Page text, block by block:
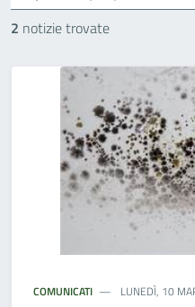
2 notizie trovate
COMUNICATI LUNEDÌ, 10